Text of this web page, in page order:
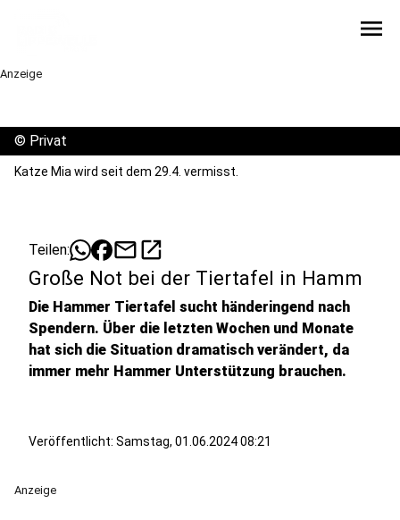
menu
Anzeige
© Privat
Katze Mia wird seit dem 29.4. vermisst.
Teilen: mailopen_in_new
Große Not bei der Tiertafel in Hamm
Die Hammer Tiertafel sucht händeringend nach
Spendern. Über die letzten Wochen und Monate
hat sich die Situation dramatisch verändert, da
immer mehr Hammer Unterstützung brauchen.
Veröffentlicht: Samstag, 01.06.2024 08:21
Anzeige